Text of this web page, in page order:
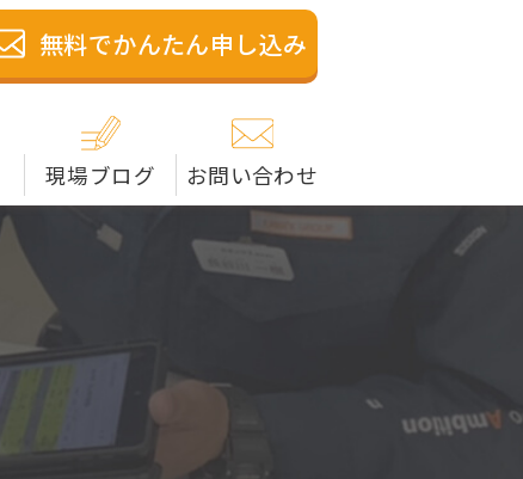
解体業者です。米
無料でかんたん申し込み
現場ブログ お問い合わせ